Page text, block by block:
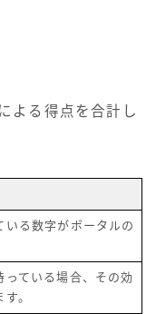
よる得点を合計し
いる数字がポータルの
ている場合、その効
。